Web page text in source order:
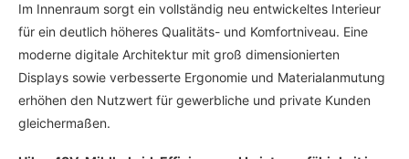
Im Innenraum sorgt ein vollständig neu entwickeltes Interieur
für ein deutlich höheres Qualitäts- und Komfortniveau. Eine
moderne digitale Architektur mit groß dimensionierten
Displays sowie verbesserte Ergonomie und Materialanmutung
erhöhen den Nutzwert für gewerbliche und private Kunden
gleichermaßen.